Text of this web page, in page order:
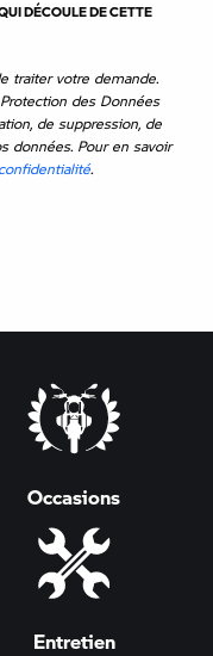
DÉCOULE DE CETTE
traiter votre demande.
des Données
de suppression, de
données. Pour en savoir
.
Occasions
Entretien